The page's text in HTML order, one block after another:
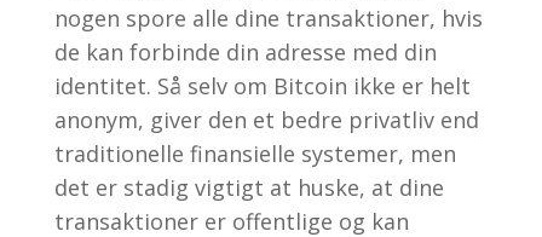
nogen spore alle dine transaktioner, hvis
de kan forbinde din adresse med din
identitet. Så selv om Bitcoin ikke er helt
anonym, giver den et bedre privatliv end
traditionelle finansielle systemer, men
det er stadig vigtigt at huske, at dine
transaktioner er offentlige og kan